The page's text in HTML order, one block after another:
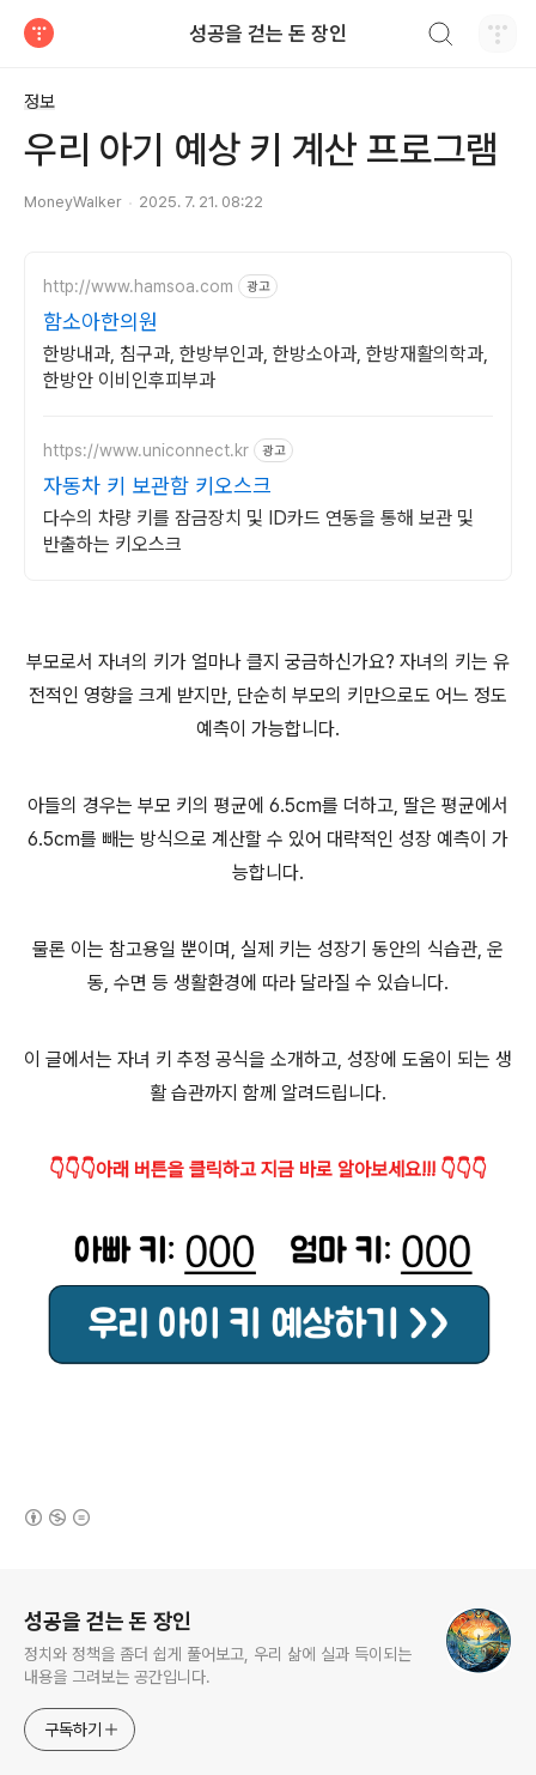
성공을 걷는 돈 장인
정보
우리 아기 예상 키 계산 프로그램
MoneyWalker 2025. 7. 21. 08:22
http://www.hamsoa.com 광고
함소아한의원
한방내과, 침구과, 한방부인과, 한방소아과, 한방재활의학과,
한방안 이비인후피부과
https://www.uniconnect.kr 광고
자동차 키 보관함 키오스크
다수의 차량 키를 잠금장치 및 ID카드 연동을 통해 보관 및
반출하는 키오스크
부모로서 자녀의 키가 얼마나 클지 궁금하신가요? 자녀의 키는 유
전적인 영향을 크게 받지만, 단순히 부모의 키만으로도 어느 정도
예측이 가능합니다.
아들의 경우는 부모 키의 평균에 6.5cm를 더하고, 딸은 평균에서
6.5cm를 빼는 방식으로 계산할 수 있어 대략적인 성장 예측이 가
능합니다.
물론 이는 참고용일 뿐이며, 실제 키는 성장기 동안의 식습관, 운
동, 수면 등 생활환경에 따라 달라질 수 있습니다.
이 글에서는 자녀 키 추정 공식을 소개하고, 성장에 도움이 되는 생
활 습관까지 함께 알려드립니다.
👇👇👇아래 버튼을 클릭하고 지금 바로 알아보세요!!! 👇👇👇
성공을 걷는 돈 장인
정치와 정책을 좀더 쉽게 풀어보고, 우리 삶에 실과 득이되는
내용을 그려보는 공간입니다.
구독하기